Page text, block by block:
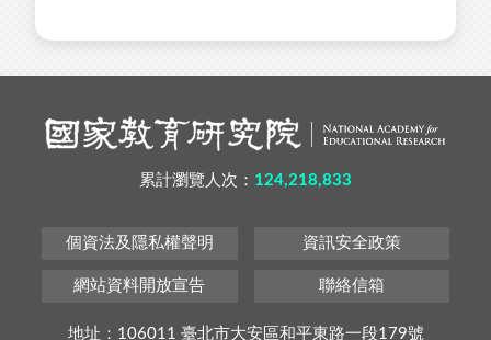
累計瀏覽人次： 124,218,833
個資法及隱私權聲明 資訊安全政策
網站資料開放宣告 聯絡信箱
地址：106011 臺北市大安區和平東路一段179號